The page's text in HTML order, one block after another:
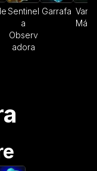
Sentinel
a
Observ
adora
Garrafa